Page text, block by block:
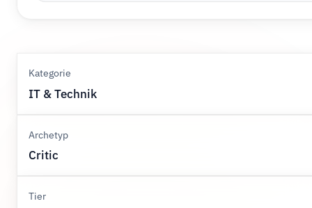
Kategorie
IT & Technik
Archetyp
Critic
Tier